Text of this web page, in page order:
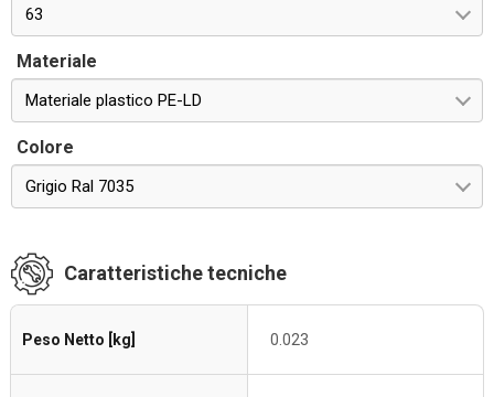
63
Materiale
Materiale plastico PE-LD
Colore
Grigio Ral 7035
Caratteristiche tecniche
Peso Netto [kg] 0.023